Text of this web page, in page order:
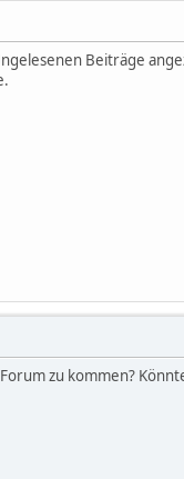
Beiträge
zu kommen?